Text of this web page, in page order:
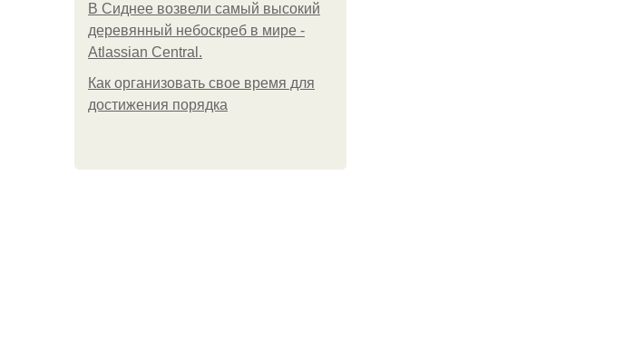
В Сиднее возвели самый высокий
деревянный небоскреб в мире -
Atlassian Central.
Как организовать свое время для
достижения порядка